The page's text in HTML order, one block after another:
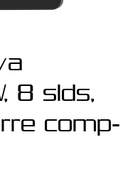
8 slds,
comp-